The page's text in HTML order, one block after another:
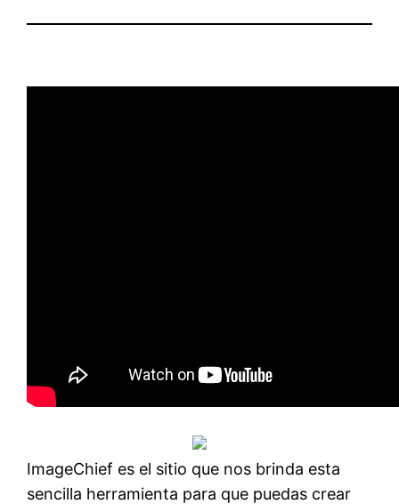
ImageChief es el sitio que nos brinda esta
sencilla herramienta para que puedas crear